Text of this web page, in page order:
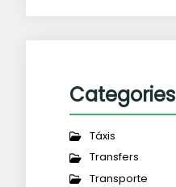
Categories
Táxis
Transfers
Transporte